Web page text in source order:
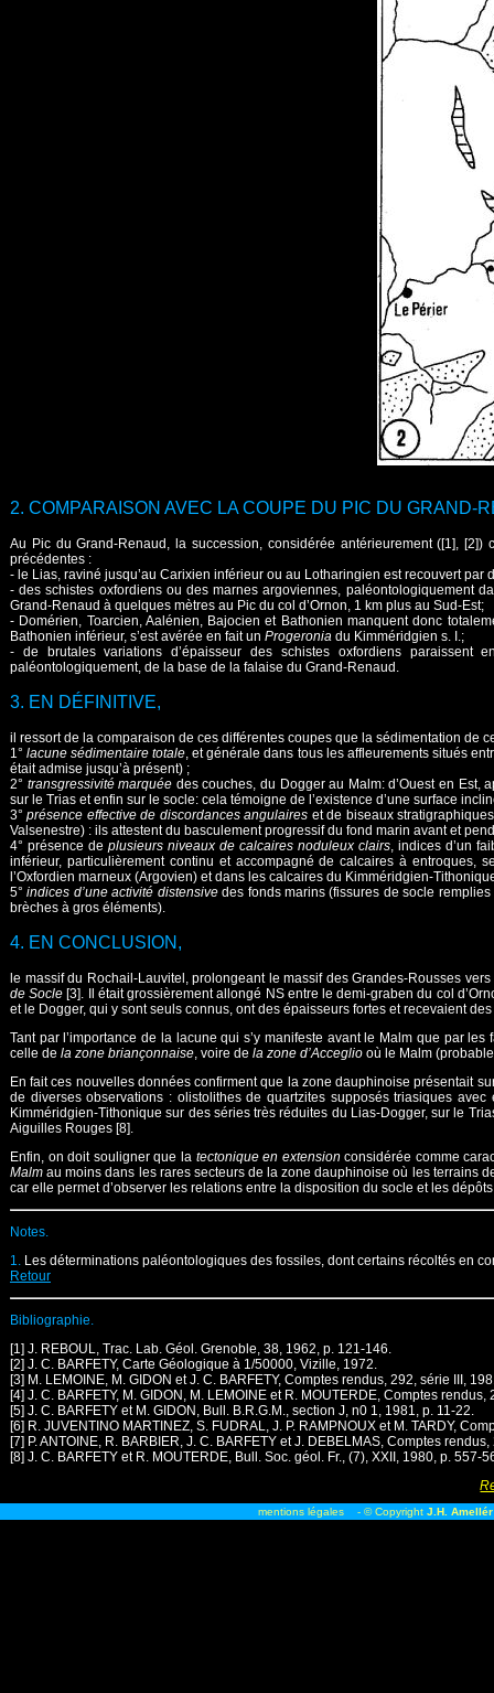
2. COMPARAISON AVEC LA COUPE DU PIC DU GRAND-
Au Pic du Grand-Renaud, la succession, considérée antérieurement ([1],
précédentes :
- le Lias, raviné jusqu’au Carixien inférieur ou au Lotharingien est recouvert
- des schistes oxfordiens ou des marnes argoviennes, paléontologiquement
Grand-Renaud à quelques mètres au Pic du col d’Ornon, 1 km plus au Sud-Est;
- Domérien, Toarcien, Aalénien, Bajocien et Bathonien manquent donc
Bathonien inférieur, s’est avérée en fait un Progeronia du Kimméridgien s. I.;
- de brutales variations d’épaisseur des schistes oxfordiens
paléontologiquement, de la base de la falaise du Grand-Renaud.
3. EN DÉFINITIVE,
il ressort de la comparaison de ces différentes coupes que la sédimentation de
1°lacune sédimentaire totale, et générale dans tous les affleurements situés
était admise jusqu’à présent) ;
2° transgressivité marquée des couches, du Dogger au Malm: d’Ouest en Est,
sur le Trias et enfin sur le socle: cela témoigne de l’existence d’une surface
3°présence effective de discordances angulaires et de biseaux
Valsenestre) : ils attestent du basculement progressif du fond marin avant et
4° présence deplusieurs niveaux de calcaires noduleux clairs, indices d’un
inférieur, particulièrement continu et accompagné de calcaires à entroques,
l’Oxfordien marneux (Argovien) et dans les calcaires du Kimméridgien-
5°indices d’une activité distensivedes fonds marins (fissures de socle
brèches à gros éléments).
4. EN CONCLUSION,
le massif du Rochail-Lauvitel, prolongeant le massif des Grandes-Rousses
de Socle [3]. Il était grossièrement allongé NS entre le demi-graben du col
et le Dogger, qui y sont seuls connus, ont des épaisseurs fortes et recevaient
Tant par l’importance de la lacune qui s’y manifeste avant le Malm que par
celle de la zone briançonnaise, voire de la zone d’Acceglio où le Malm
En fait ces nouvelles données confirment que la zone dauphinoise présentait
de diverses observations : olistolithes de quartzites supposés triasiques
Kimméridgien-Tithonique sur des séries très réduites du Lias-Dogger, sur le
Aiguilles Rouges [8].
Enfin, on doit souligner que la tectonique en extension considérée comme
Malm au moins dans les rares secteurs de la zone dauphinoise où les terrains
car elle permet d’observer les relations entre la disposition du socle et les
Notes.
1. Les déterminations paléontologiques des fossiles, dont certains récoltés en
Retour
Bibliographie.
[1] J. REBOUL, Trac. Lab. Géol. Grenoble, 38, 1962, p. 121-146.
[2] J. C. BARFETY, Carte Géologique à 1/50000, Vizille, 1972.
[3] M. LEMOINE, M. GIDON et J. C. BARFETY, Comptes rendus, 292, série III,
[4] J. C. BARFETY, M. GIDON, M. LEMOINE et R. MOUTERDE, Comptes
[5] J. C. BARFETY et M. GIDON, Bull. B.R.G.M., section J, n0 1, 1981, p. 11-22.
[6] R. JUVENTINO MARTINEZ, S. FUDRAL, J. P. RAMPNOUX et M. TARDY,
[7] P. ANTOINE, R. BARBIER, J. C. BARFETY et J. DEBELMAS, Comptes
[8] J. C. BARFETY et R. MOUTERDE, Bull. Soc. géol. Fr., (7), XXII, 1980, p. 557-
mentions légales - © CopyrightJ.H. Amellér